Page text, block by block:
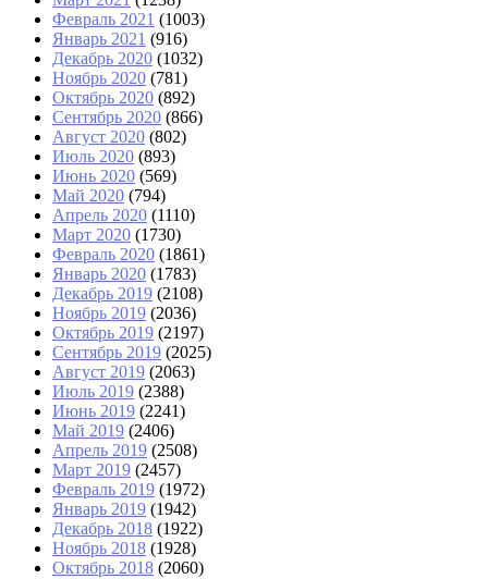
Февраль 2021 (1003)
Январь 2021 (916)
Декабрь 2020 (1032)
Ноябрь 2020 (781)
Октябрь 2020 (892)
Сентябрь 2020 (866)
Август 2020 (802)
Июль 2020 (893)
Июнь 2020 (569)
Май 2020 (794)
Апрель 2020 (1110)
Март 2020 (1730)
Февраль 2020 (1861)
Январь 2020 (1783)
Декабрь 2019 (2108)
Ноябрь 2019 (2036)
Октябрь 2019 (2197)
Сентябрь 2019 (2025)
Август 2019 (2063)
Июль 2019 (2388)
Июнь 2019 (2241)
Май 2019 (2406)
Апрель 2019 (2508)
Март 2019 (2457)
Февраль 2019 (1972)
Январь 2019 (1942)
Декабрь 2018 (1922)
Ноябрь 2018 (1928)
Октябрь 2018 (2060)